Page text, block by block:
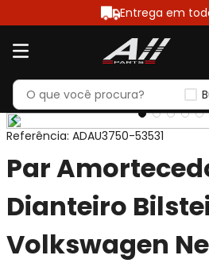
Entrega em
Referência: ADAU3750-53531
Par
Dianteiro
Volkswagen